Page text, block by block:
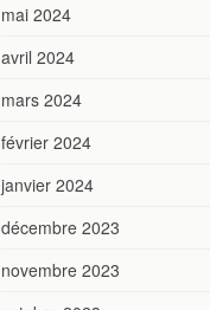
mai 2024
avril 2024
mars 2024
février 2024
janvier 2024
décembre 2023
novembre 2023